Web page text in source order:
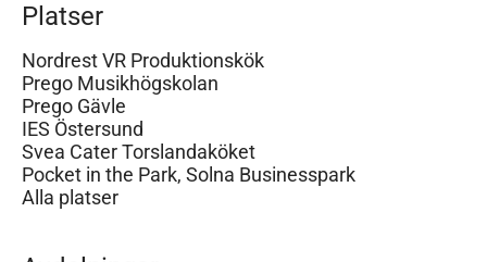
Platser
Nordrest VR Produktionskök
Prego Musikhögskolan
Prego Gävle
IES Östersund
Svea Cater Torslandaköket
Pocket in the Park, Solna Businesspark
Alla platser